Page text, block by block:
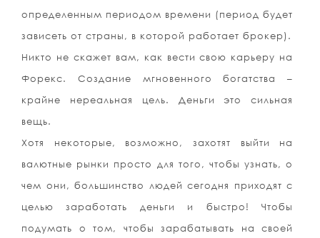
определенным периодом времени (период будет
зависеть от страны, в которой работает брокер).
Никто не скажет вам, как вести свою карьеру на
Форекс. Создание мгновенного богатства –
крайне нереальная цель. Деньги это сильная
вещь.
Хотя некоторые, возможно, захотят выйти на
валютные рынки просто для того, чтобы узнать, о
чем они, большинство людей сегодня приходят с
целью заработать деньги и быстро! Чтобы
подумать о том, чтобы зарабатывать на своей